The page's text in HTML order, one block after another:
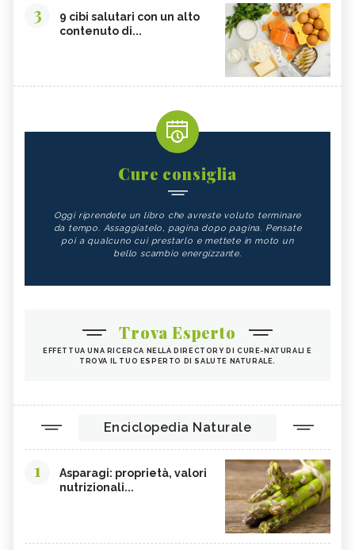
3
9 cibi salutari con un alto
contenuto di...
Cure consiglia
Oggi riprendete un libro che avreste voluto terminare
da tempo. Assaggiatelo, pagina dopo pagina. Pensate
poi a qualcuno cui prestarlo e mettete in moto un
bello scambio energizzante.
Trova Esperto
EFFETTUA UNA RICERCA NELLA DIRECTORY DI CURE-NATURALI E
TROVA IL TUO ESPERTO DI SALUTE NATURALE.
Enciclopedia Naturale
1
Asparagi: proprietà, valori
nutrizionali...